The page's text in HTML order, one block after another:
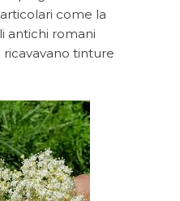
come la
antichi romani
tinture